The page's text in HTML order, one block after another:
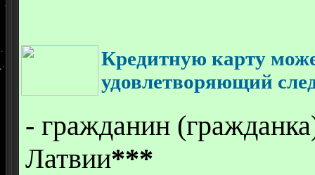
Кредитную карту
удовлетворяющий
- гражданин
Латвии***